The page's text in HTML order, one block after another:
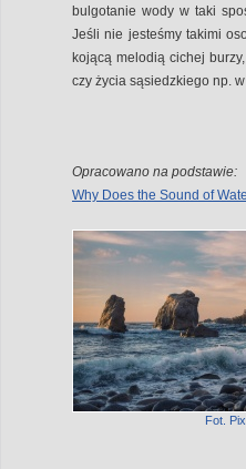
bulgotanie wody w taki
Jeśli nie jesteśmy takimi
kojącą melodią cichej
czy życia sąsiedzkiego np.
Opracowano na podstawie:
Why Does the Sound of
Fot.